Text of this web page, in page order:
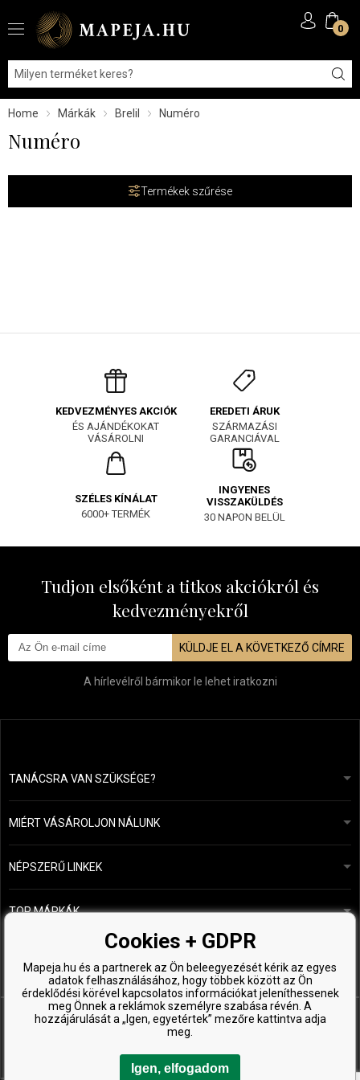
0
Home Márkák Brelil Numéro
Numéro
Termékek szűrése
KEDVEZMÉNYES AKCIÓK
ÉS AJÁNDÉKOKAT
VÁSÁROLNI
EREDETI ÁRUK
SZÁRMAZÁSI
GARANCIÁVAL
SZÉLES KÍNÁLAT
6000+ TERMÉK
INGYENES
VISSZAKÜLDÉS
30 NAPON BELÜL
Tudjon elsőként a titkos akciókról és
kedvezményekről
KÜLDJE EL A KÖVETKEZŐ CÍMRE
A hírlevélről bármikor le lehet iratkozni
TANÁCSRA VAN SZÜKSÉGE?info@mapeja.hu
24 órán belül válaszolunk.
MIÉRT VÁSÁROLJON NÁLUNK
Általános szerződési feltételek (ÁSZF)
Személyes adatok védelme
Fizetési és szállítási áttekintés
Áru visszaküldése
NÉPSZERŰ LINKEK
A mi történetünk
TOP MÁRKÁK
Kérastase
O&M
Paul Mitchell
Wella Professionals
Zenz Organic
Cookies + GDPR
Mapeja.hu és a partnerek az Ön beleegyezését kérik az egyes
adatok felhasználásához, hogy többek között az Ön
érdeklődési körével kapcsolatos információkat jeleníthessenek
meg Önnek a reklámok személyre szabása révén. A
hozzájárulását a „Igen, egyetértek” mezőre kattintva adja
meg.
Igen, elfogadom